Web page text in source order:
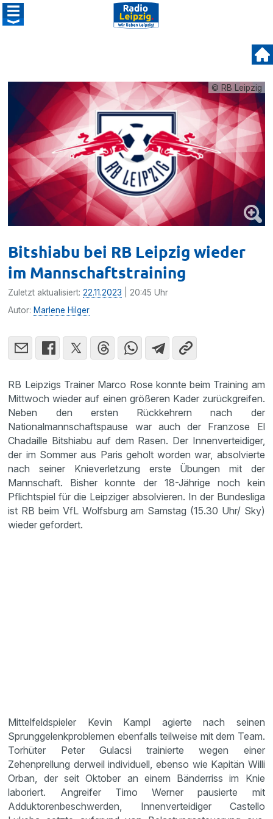
© RB Leipzig
Bitshiabu bei RB Leipzig wieder
im Mannschaftstraining
Zuletzt aktualisiert:22.11.2023 | 20:45 Uhr
Autor: Marlene Hilger
RB Leipzigs Trainer Marco Rose konnte beim Training am
Mittwoch wieder auf einen größeren Kader zurückgreifen.
Neben den ersten Rückkehrern nach der
Nationalmannschaftspause war auch der Franzose El
Chadaille Bitshiabu auf dem Rasen. Der Innenverteidiger,
der im Sommer aus Paris geholt worden war, absolvierte
nach seiner Knieverletzung erste Übungen mit der
Mannschaft. Bisher konnte der 18-Jährige noch kein
Pflichtspiel für die Leipziger absolvieren. In der Bundesliga
ist RB beim VfL Wolfsburg am Samstag (15.30 Uhr/ Sky)
wieder gefordert.
Mittelfeldspieler Kevin Kampl agierte nach seinen
Sprunggelenkproblemen ebenfalls teilweise mit dem Team.
Torhüter Peter Gulacsi trainierte wegen einer
Zehenprellung derweil individuell, ebenso wie Kapitän Willi
Orban, der seit Oktober an einem Bänderriss im Knie
laboriert. Angreifer Timo Werner pausierte mit
Adduktorenbeschwerden, Innenverteidiger Castello